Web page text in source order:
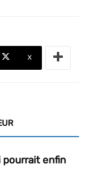
X
pourrait enfin